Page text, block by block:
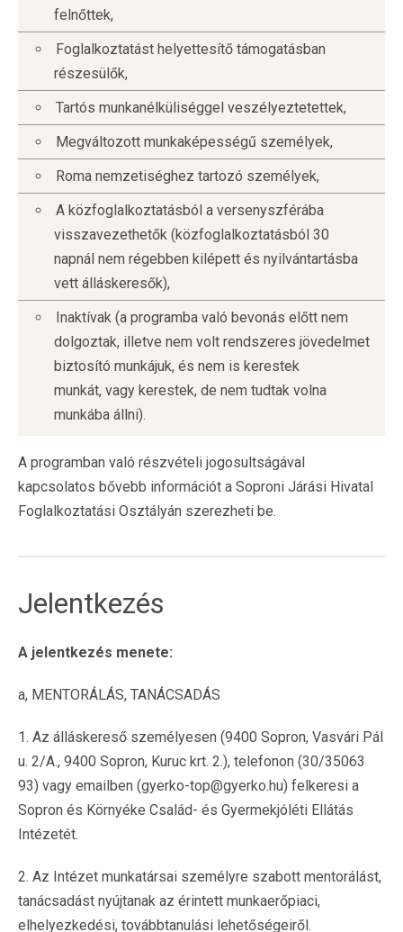
felnőttek,
Foglalkoztatást helyettesítő támogatásban
részesülők,
Tartós munkanélküliséggel veszélyeztetettek,
Megváltozott munkaképességű személyek,
Roma nemzetiséghez tartozó személyek,
A közfoglalkoztatásból a versenyszférába
visszavezethetők (közfoglalkoztatásból 30
napnál nem régebben kilépett és nyilvántartásba
vett álláskeresők),
Inaktívak (a programba való bevonás előtt nem
dolgoztak, illetve nem volt rendszeres jövedelmet
biztosító munkájuk, és nem is kerestek
munkát, vagy kerestek, de nem tudtak volna
munkába állni).
A programban való részvételi jogosultságával
kapcsolatos bővebb információt a Soproni Járási Hivatal
Foglalkoztatási Osztályán szerezheti be.
Jelentkezés
A jelentkezés menete:
a, MENTORÁLÁS, TANÁCSADÁS
1. Az álláskereső személyesen (9400 Sopron, Vasvári Pál
u. 2/A., 9400 Sopron, Kuruc krt. 2.), telefonon (30/35063
93) vagy emailben (gyerko-top@gyerko.hu) felkeresi a
Sopron és Környéke Család- és Gyermekjóléti Ellátás
Intézetét.
2. Az Intézet munkatársai személyre szabott mentorálást,
tanácsadást nyújtanak az érintett munkaerőpiaci,
elhelyezkedési, továbbtanulási lehetőségeiről.